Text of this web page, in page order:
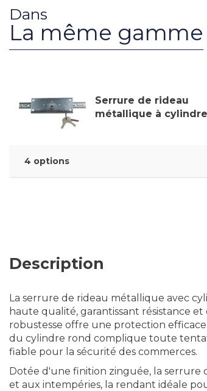
Dans
La même gamme
Serrure de rideau
métallique à
4 options
Description
La serrure de rideau métallique avec
haute qualité, garantissant résistance
robustesse offre une protection
du cylindre rond complique toute
fiable pour la sécurité des commerces.
Dotée d'une finition zinguée, la serrure
et aux intempéries, la rendant idéale